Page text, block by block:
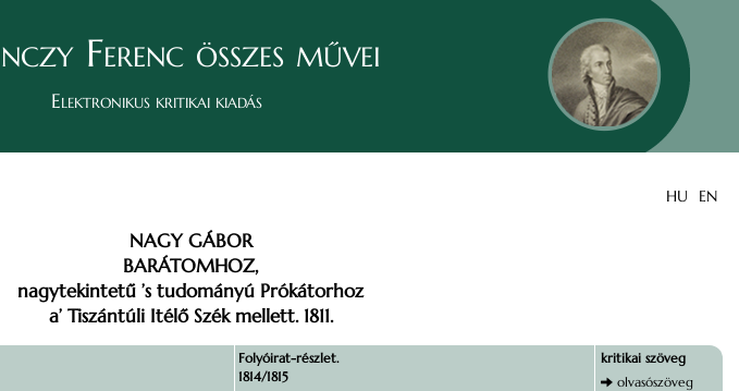
Ferenc összes művei
Elektronikus kritikai kiadás
HU EN
NAGY GÁBOR
BARÁTOMHOZ,
nagytekintetű ’s tudományú Prókátorhoz
a’ Tiszántúli Itélő Szék mellett. 1811.
Folyóirat-részlet.
1814/1815
kritikai szöveg
olvasószöveg